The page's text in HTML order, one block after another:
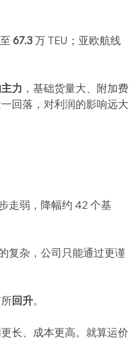
67.3 万 TEU；亚欧航线
力 ，基础货量大、附加费
回落，对利润的影响远大
走弱，降幅约 42 个基
复杂，公司只能通过更谨
回升。
长、成本更高。就算运价